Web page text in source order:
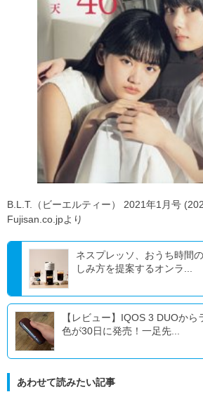
B.L.T.（ビーエルティー） 2021年1月号
Fujisan.co.jpより
ネスプレッソ、おうち時間
しみ方を提案するオンラ...
【レビュー】IQOS 3 DUOか
色が30日に発売！一足先...
あわせて読みたい記事